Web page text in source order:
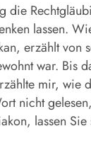
die
lassen.
erzählt von
war. Bis
mir, wie
nicht
lassen